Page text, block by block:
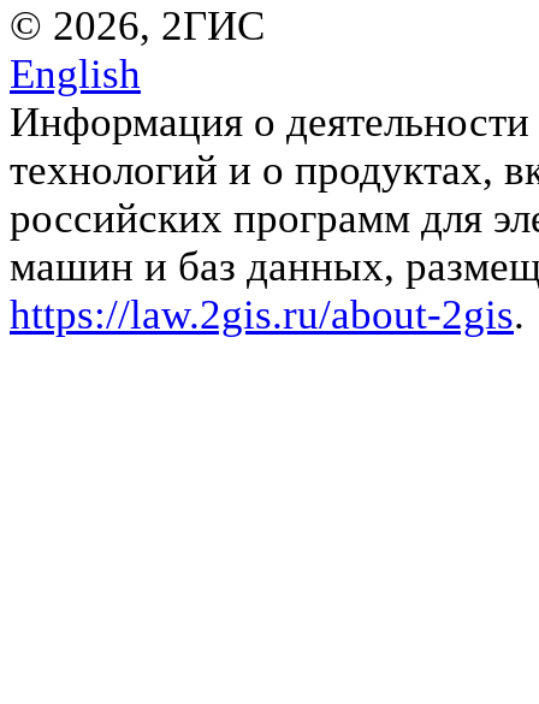
© 2026, 2ГИС
English
Информация о
технологий и о продуктах,
российских программ для
машин и баз данных,
https://law.2gis.ru/about-2gis.